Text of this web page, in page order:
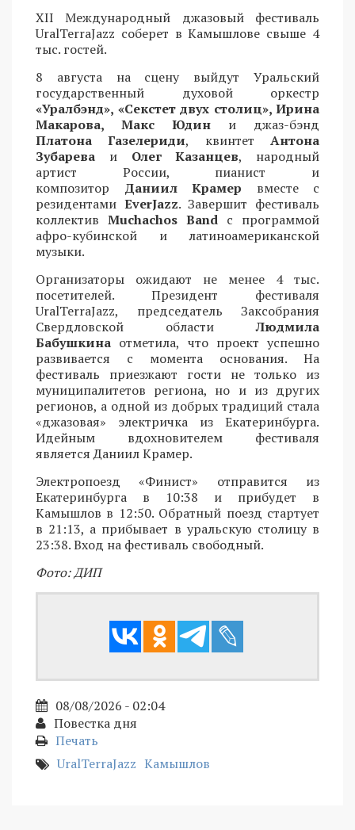
XII Международный джазовый фестиваль
UralTerraJazz соберет в Камышлове свыше 4
тыс. гостей.
8 августа на сцену выйдут Уральский
государственный духовой оркестр
«Уралбэнд», «Секстет двух столиц», Ирина
Макарова, Макс Юдин и джаз-бэнд
Платона Газелериди, квинтетАнтона
Зубарева и Олег Казанцев, народный
артист России, пианист и
композитор Даниил Крамер вместе с
резидентами EverJazz. Завершит фестиваль
коллектив Muchachos Band с программой
афро-кубинской и латиноамериканской
музыки.
Организаторы ожидают не менее 4 тыс.
посетителей. Президент фестиваля
UralTerraJazz, председатель Заксобрания
Свердловской областиЛюдмила
Бабушкина отметила, что проект успешно
развивается с момента основания. На
фестиваль приезжают гости не только из
муниципалитетов региона, но и из других
регионов, а одной из добрых традиций стала
«джазовая» электричка из Екатеринбурга.
Идейным вдохновителем фестиваля
является Даниил Крамер.
Электропоезд «Финист» отправится из
Екатеринбурга в 10:38 и прибудет в
Камышлов в 12:50. Обратный поезд стартует
в 21:13, а прибывает в уральскую столицу в
23:38. Вход на фестиваль свободный.
Фото: ДИП
08/08/2026 - 02:04
Повестка дня
Печать
UralTerraJazz Камышлов